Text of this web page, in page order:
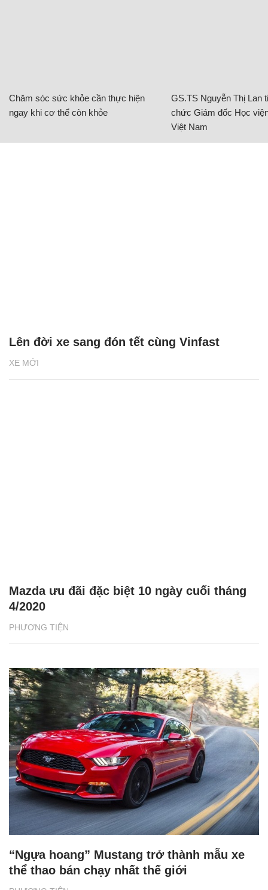
Chăm sóc sức khỏe cần thực hiện
ngay khi cơ thể còn khỏe
GS.TS Nguyễn Thị Lan
chức Giám đốc Học
Việt Nam
XE MỚI
Lên đời xe sang đón tết cùng Vinfast
PHƯƠNG TIỆN
Mazda ưu đãi đặc biệt 10 ngày cuối tháng
4/2020
“Ngựa hoang” Mustang trở thành mẫu xe
thể thao bán chạy nhất thế giới